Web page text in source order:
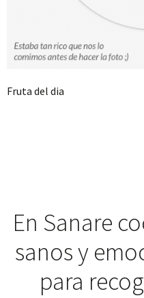
Fruta del dia
En Sanare
sanos y
para